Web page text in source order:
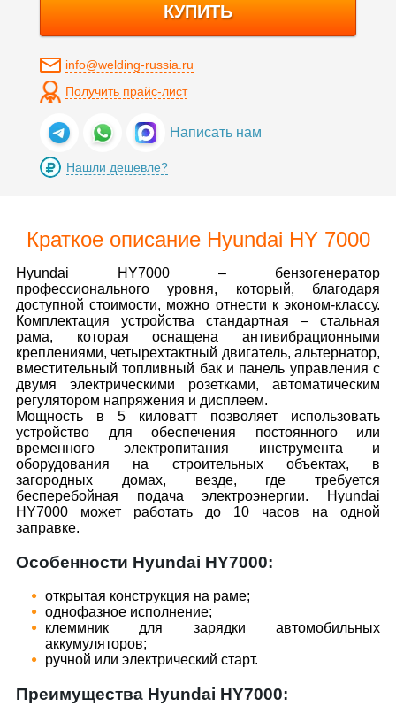
КУПИТЬ
info@welding-russia.ru
Получить прайс-лист
Написать нам
Нашли дешевле?
Краткое описание Hyundai HY 7000
Hyundai HY7000 – бензогенератор
профессионального уровня, который, благодаря
доступной стоимости, можно отнести к эконом-классу.
Комплектация устройства стандартная – стальная
рама, которая оснащена антивибрационными
креплениями, четырехтактный двигатель, альтернатор,
вместительный топливный бак и панель управления с
двумя электрическими розетками, автоматическим
регулятором напряжения и дисплеем.
Мощность в 5 киловатт позволяет использовать
устройство для обеспечения постоянного или
временного электропитания инструмента и
оборудования на строительных объектах, в
загородных домах, везде, где требуется
бесперебойная подача электроэнергии. Hyundai
HY7000 может работать до 10 часов на одной
заправке.
Особенности Hyundai HY7000:
открытая конструкция на раме;
однофазное исполнение;
клеммник для зарядки автомобильных
аккумуляторов;
ручной или электрический старт.
Преимущества Hyundai HY7000: